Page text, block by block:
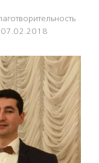
07.02.2018